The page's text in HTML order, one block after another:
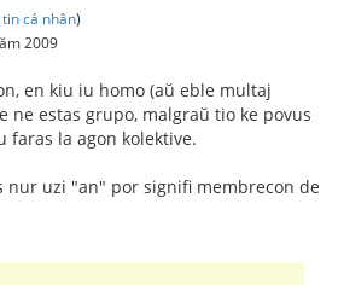
cá nhân)
2009
en kiu iu homo (aŭ eble multaj
ne estas grupo, malgraŭ tio ke povus
faras la agon kolektive.
nur uzi "an" por signifi membrecon de